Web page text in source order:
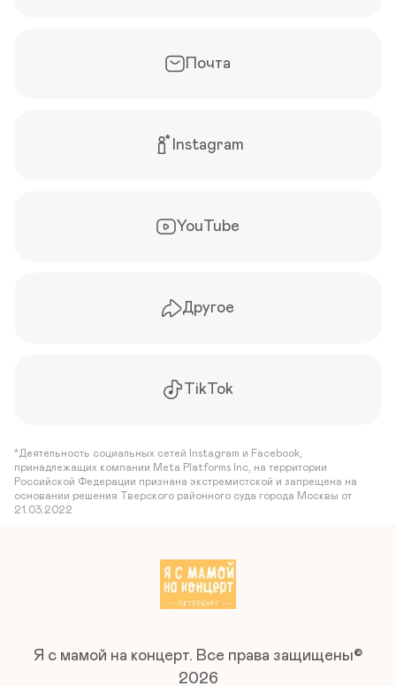
Почта
Instagram
YouTube
Другое
TikTok
*Деятельность социальных сетей Instagram и Facebook,
принадлежащих компании Meta Platforms Inc, на территории
Российской Федерации признана экстремистской и запрещена на
основании решения Тверского районного суда города Москвы от
21.03.2022
Я с мамой на концерт. Все права защищены©
2026